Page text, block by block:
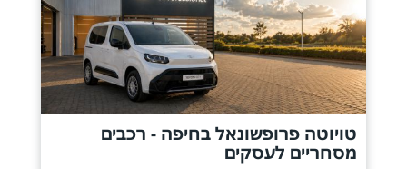
טויוטה פרופשונאל בחיפה - רכבים
מסחריים לעסקים